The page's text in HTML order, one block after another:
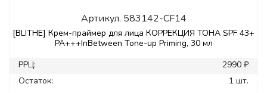
Артикул. 583142-CF14
[BLITHE] Крем-праймер для лица КОРРЕКЦИЯ ТОНА SPF 43+
PA+++InBetween Tone-up Priming, 30 мл
РРЦ:
2990 ₽
Остаток:
1 шт.